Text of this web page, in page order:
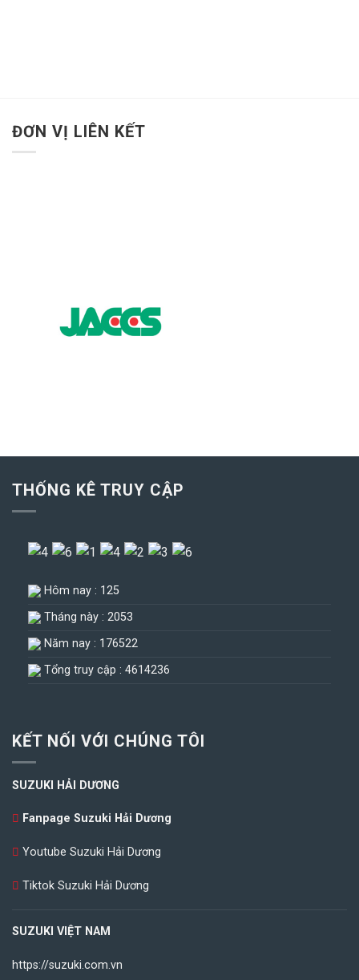
ĐƠN VỊ LIÊN KẾT
THỐNG KÊ TRUY CẬP
Hôm nay : 125
Tháng này : 2053
Năm nay : 176522
Tổng truy cập : 4614236
KẾT NỐI VỚI CHÚNG TÔI
SUZUKI HẢI DƯƠNG
Fanpage Suzuki Hải Dương
Youtube Suzuki Hải Dương
Tiktok Suzuki Hải Dương
SUZUKI VIỆT NAM
https://suzuki.com.vn